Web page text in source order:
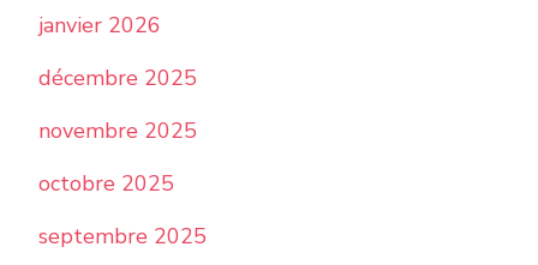
janvier 2026
décembre 2025
novembre 2025
octobre 2025
septembre 2025